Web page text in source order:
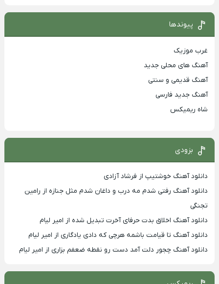
پیوندها
غرب موزیک
آهنگ های محلی جدید
آهنگ قدیمی و سنتی
آهنگ جدید فارسی
شاه ریمیکس
بزودی
دانلود آهنگ خوشتیپ از فرشاد آزادی
دانلود آهنگ رفتی شدم مه درب و داغان شدم مثل جنازه از رامین
تجنگی
دانلود آهنگ اخلاق بدت حرفای آخرت تبدیل شده از امیر لیام
دانلود آهنگ تا قیامت باشمه هرچی که دادی یادگاری از امیر لیام
دانلود آهنگ چجور دلت آمد دست رو نقطه ضعفم بزاری از امیر لیام